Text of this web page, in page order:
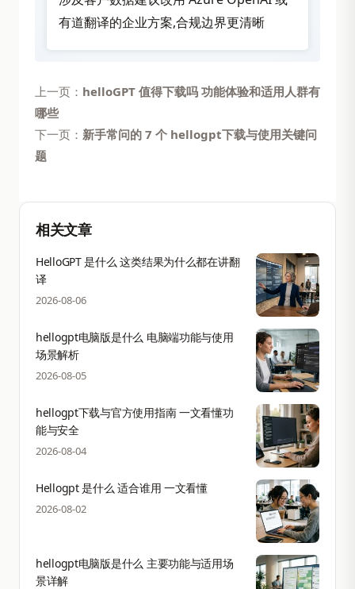
有道翻译的企业方案,合规边界更清晰
上一页： helloGPT 值得下载吗 功能体验和适用人群有
哪些
下一页： 新手常问的 7 个 hellogpt下载与使用关键问
题
相关文章
HelloGPT 是什么 这类结果为什么都在讲翻
译
2026-08-06
hellogpt电脑版是什么 电脑端功能与使用
场景解析
2026-08-05
hellogpt下载与官方使用指南 一文看懂功
能与安全
2026-08-04
Hellogpt 是什么 适合谁用 一文看懂
2026-08-02
hellogpt电脑版是什么 主要功能与适用场
景详解